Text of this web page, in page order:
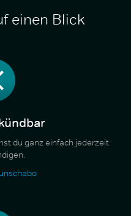
einen Blick
du ganz einfach jederzeit